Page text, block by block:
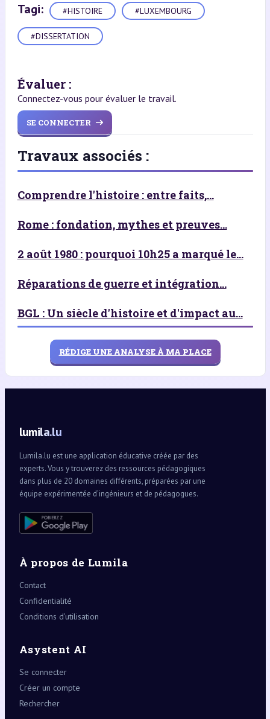
Tagi: #HISTOIRE #LUXEMBOURG
#DISSERTATION
Évaluer :
Connectez-vous pour évaluer le travail.
SE CONNECTER
Travaux associés :
Comprendre l'histoire : entre faits,...
Rome : fondation, mythes et preuves...
2 août 1980 : pourquoi 10h25 a marqué le...
Réparations de guerre et intégration...
BGL : Un siècle d'histoire et d'impact au...
RÉDIGE UNE ANALYSE À MA PLACE
lumila.lu
Lumila.lu est une application éducative créée par des
experts. Vous y trouverez des ressources pédagogiques
dans plus de 20 domaines différents, préparées par une
équipe expérimentée d’ingénieurs et de pédagogues.
À propos de Lumila
Contact
Confidentialité
Conditions d’utilisation
Asystent AI
Se connecter
Créer un compte
Rechercher